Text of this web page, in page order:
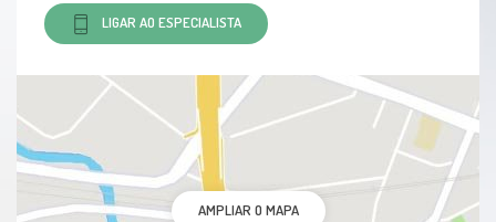
LIGAR AO ESPECIALISTA
AMPLIAR O MAPA